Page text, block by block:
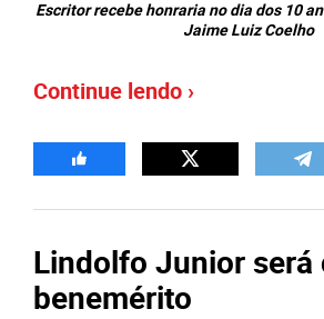
Escritor recebe honraria no dia dos 10
Jaime Luiz Coelho
Continue lendo ›
Lindolfo Junior será
benemérito